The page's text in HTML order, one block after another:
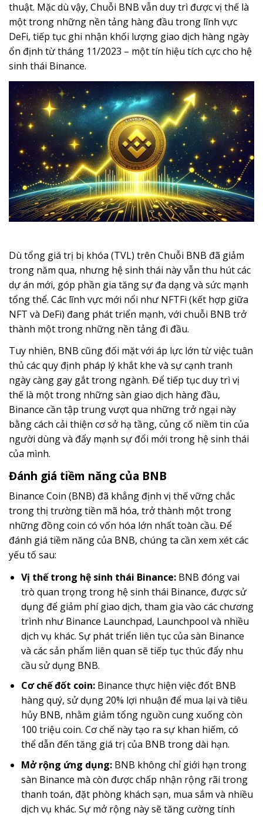
thuật. Mặc dù vậy, Chuỗi BNB vẫn duy trì được vị thế là
một trong những nền tảng hàng đầu trong lĩnh vực
DeFi, tiếp tục ghi nhận khối lượng giao dịch hàng ngày
ổn định từ tháng 11/2023 – một tín hiệu tích cực cho hệ
sinh thái Binance.
Dù tổng giá trị bị khóa (TVL) trên Chuỗi BNB đã giảm
trong năm qua, nhưng hệ sinh thái này vẫn thu hút các
dự án mới, góp phần gia tăng sự đa dạng và sức mạnh
tổng thể. Các lĩnh vực mới nổi như NFTFi (kết hợp giữa
NFT và DeFi) đang phát triển mạnh, với chuỗi BNB trở
thành một trong những nền tảng đi đầu.
Tuy nhiên, BNB cũng đối mặt với áp lực lớn từ việc tuân
thủ các quy định pháp lý khắt khe và sự cạnh tranh
ngày càng gay gắt trong ngành. Để tiếp tục duy trì vị
thế là một trong những sàn giao dịch hàng đầu,
Binance cần tập trung vượt qua những trở ngại này
bằng cách cải thiện cơ sở hạ tầng, củng cố niềm tin của
người dùng và đẩy mạnh sự đổi mới trong hệ sinh thái
của mình.
Đánh giá tiềm năng của BNB
Binance Coin (BNB) đã khẳng định vị thế vững chắc
trong thị trường tiền mã hóa, trở thành một trong
những đồng coin có vốn hóa lớn nhất toàn cầu. Để
đánh giá tiềm năng của BNB, chúng ta cần xem xét các
yếu tố sau:
Vị thế trong hệ sinh thái Binance:BNB đóng vai
trò quan trọng trong hệ sinh thái Binance, được sử
dụng để giảm phí giao dịch, tham gia vào các chương
trình như Binance Launchpad, Launchpool và nhiều
dịch vụ khác. Sự phát triển liên tục của sàn Binance
và các sản phẩm liên quan sẽ tiếp tục thúc đẩy nhu
cầu sử dụng BNB.
Cơ chế đốt coin:Binance thực hiện việc đốt BNB
hàng quý, sử dụng 20% lợi nhuận để mua lại và tiêu
hủy BNB, nhằm giảm tổng nguồn cung xuống còn
100 triệu coin. Cơ chế này tạo ra sự khan hiếm, có
thể dẫn đến tăng giá trị của BNB trong dài hạn.
Mở rộng ứng dụng:BNB không chỉ giới hạn trong
sàn Binance mà còn được chấp nhận rộng rãi trong
thanh toán, đặt phòng khách sạn, mua sắm và nhiều
dịch vụ khác. Sự mở rộng này sẽ tăng cường tính